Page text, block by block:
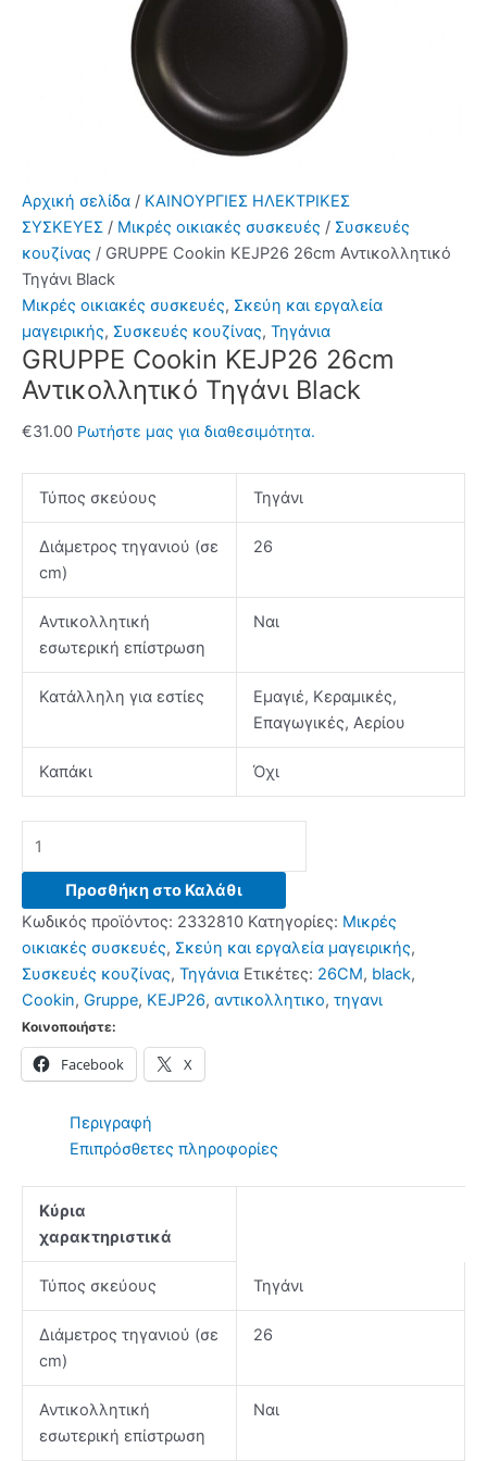
Αρχική σελίδα / ΚΑΙΝΟΥΡΓΙΕΣ ΗΛΕΚΤΡΙΚΕΣ
ΣΥΣΚΕΥΕΣ / Μικρές οικιακές συσκευές / Συσκευές
κουζίνας / GRUPPE Cookin KEJP26 26cm Αντικολλητικό
Τηγάνι Black
Μικρές οικιακές συσκευές, Σκεύη και εργαλεία
μαγειρικής, Συσκευές κουζίνας, Τηγάνια
GRUPPE Cookin KEJP26 26cm
Αντικολλητικό Τηγάνι Black
€31.00 Ρωτήστε μας για διαθεσιμότητα.
Τύπος σκεύους Τηγάνι
Διάμετρος τηγανιού (σε
cm)
26
Αντικολλητική
εσωτερική επίστρωση
Ναι
Κατάλληλη για εστίες
Εμαγιέ, Κεραμικές,
Επαγωγικές, Αερίου
Καπάκι Όχι
Cookin
KEJP26
26cm
Αντικολλητικό
Τηγάνι
Black
ποσότητα
Προσθήκη στο Καλάθι
Κωδικός προϊόντος: 2332810 Κατηγορίες: Μικρές
οικιακές συσκευές, Σκεύη και εργαλεία μαγειρικής,
Συσκευές κουζίνας, Τηγάνια Ετικέτες: 26CM, black,
Cookin, Gruppe, KEJP26, αντικολλητικο, τηγανι
Κοινοποιήστε:
Facebook X
Περιγραφή
Επιπρόσθετες πληροφορίες
Κύρια
χαρακτηριστικά
Τύπος σκεύους Τηγάνι
Διάμετρος τηγανιού (σε
cm)
26
Αντικολλητική
εσωτερική επίστρωση
Ναι